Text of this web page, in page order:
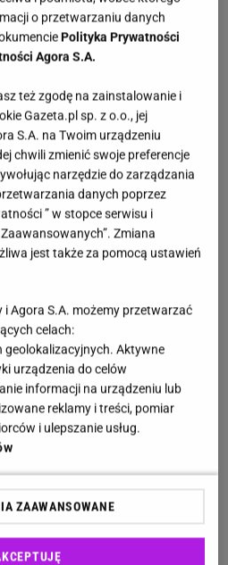
się kruszyć i stają się
fryzurę
patentów:
końcówek na noc,
w naturalne tłuszcze i
z rozmarynu,
na bazie naturalnych
u fryzjera.
po 40 dla kobiet, które
się najlepiej? Oto
o przetwarzaniu danych
Polityka Prywatności
Agora S.A.
też zgodę na zainstalowanie i
Gazeta.pl sp. z o.o., jej
S.A. na Twoim urządzeniu
chwili zmienić swoje preferencje
narzędzie do zarządzania
danych poprzez
” w stopce serwisu i
Zmiana
jest także za pomocą ustawień
i Agora S.A. możemy przetwarzać
celach:
geolokalizacyjnych. Aktywne
urządzenia do celów
informacji na urządzeniu lub
reklamy i treści, pomiar
i ulepszanie usług.
ZAAWANSOWANE